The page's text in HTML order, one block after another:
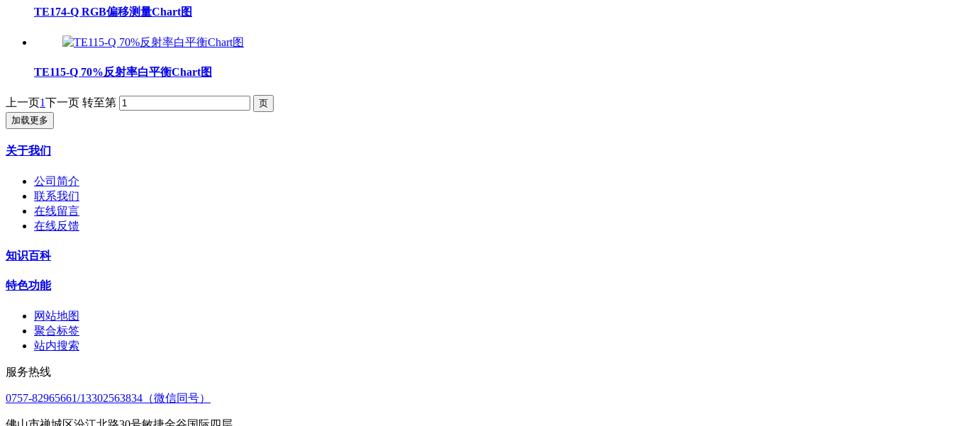
TE174-Q RGB偏移测量Chart图
TE115-Q 70%反射率白平衡Chart图
上一页1下一页 转至第
加载更多
关于我们
公司简介
联系我们
在线留言
在线反馈
知识百科
特色功能
网站地图
聚合标签
站内搜索
服务热线
0757-82965661/13302563834（微信同号）